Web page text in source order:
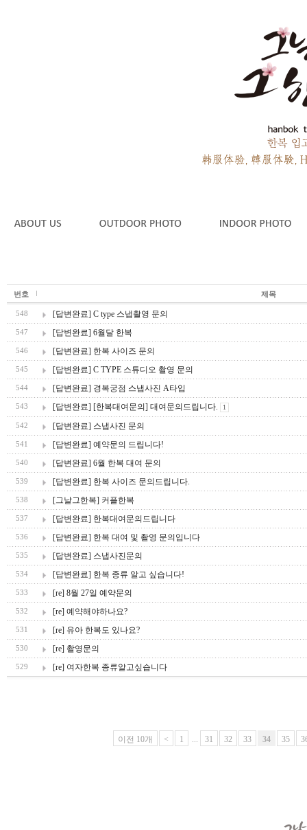
번호 제목
548 [답변완료] C type 스냅촬영 문의
547 [답변완료] 6월달 한복
546 [답변완료] 한복 사이즈 문의
545 [답변완료] C TYPE 스튜디오 촬영 문의
544 [답변완료] 경복궁점 스냅사진 A타입
543 [답변완료] [한복대여문의] 대여문의드립니다. 1
542 [답변완료] 스냅사진 문의
541 [답변완료] 예약문의 드립니다!
540 [답변완료] 6월 한복 대여 문의
539 [답변완료] 한복 사이즈 문의드립니다.
538 [그날그한복] 커플한복
537 [답변완료] 한복대여문의드립니다
536 [답변완료] 한복 대여 및 촬영 문의입니다
535 [답변완료] 스냅사진문의
534 [답변완료] 한복 종류 알고 싶습니다!
533 [re] 8월 27일 예약문의
532 [re] 예약해야하나요?
531 [re] 유아 한복도 있나요?
530 [re] 촬영문의
529 [re] 여자한복 종류알고싶습니다
이전 10개 < 1 ... 31 32 33 34 35